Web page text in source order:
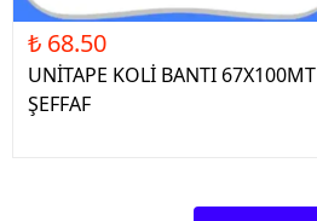
₺ 68.50
UNİTAPE KOLİ BANTI 67X100MT
ŞEFFAF